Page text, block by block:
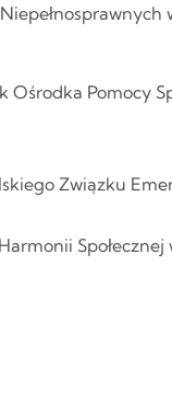
Pomocy
Związku
Społecznej